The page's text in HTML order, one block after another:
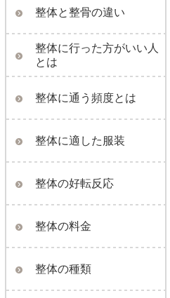
整体と整骨の違い
整体に行った方がいい人
とは
整体に通う頻度とは
整体に適した服装
整体の好転反応
整体の料金
整体の種類